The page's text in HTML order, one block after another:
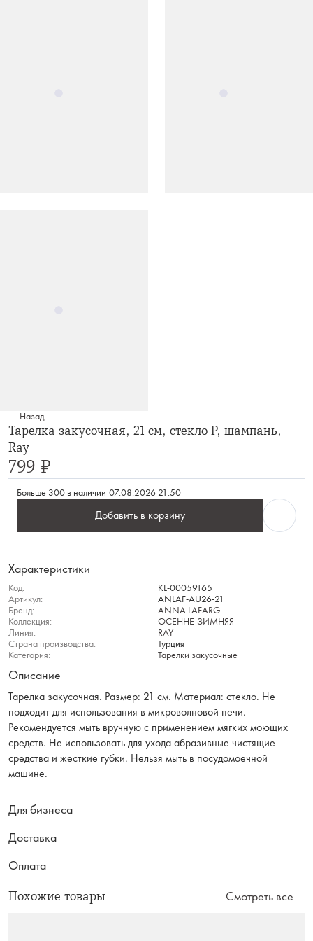
Назад
Тарелка закусочная, 21 см, стекло Р, шампань,
Ray
799 ₽
Больше 300 в наличии 07.08.2026 21:50
Добавить в корзину
Характеристики
Код:
KL-00059165
Артикул:
ANLAF-AU26-21
Бренд:
ANNA LAFARG
Коллекция:
ОСЕННЕ-ЗИМНЯЯ
Линия:
RAY
Страна производства:
Турция
Категория:
Тарелки закусочные
Описание
Тарелка закусочная. Размер: 21 см. Материал: стекло. Не
подходит для использования в микроволновой печи.
Рекомендуется мыть вручную с применением мягких моющих
средств. Не использовать для ухода абразивные чистящие
средства и жесткие губки. Нельзя мыть в посудомоечной
машине.
Для бизнеса
Доставка
Оплата
Похожие товары Смотреть все